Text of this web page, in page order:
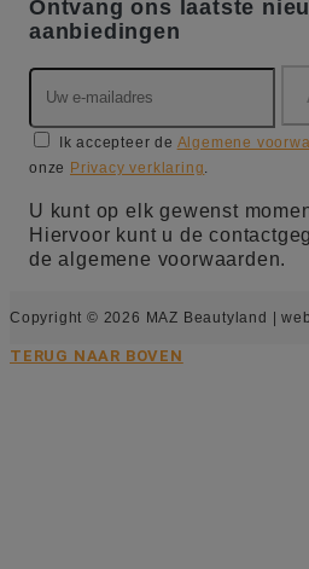
Ontvang ons laatste
aanbiedingen
Ik accepteer de Algemene
onze Privacy verklaring
U kunt op elk gewenst
Hiervoor kunt u de
de algemene voorwaarden.
Copyright © 2026 MAZ Beautyland |
TERUG NAAR BOVEN